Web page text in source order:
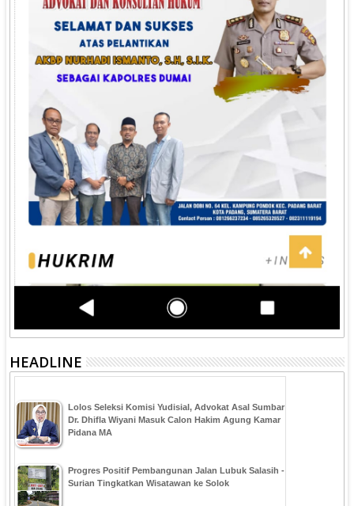
HEADLINE
‎Lolos Seleksi Komisi Yudisial, Advokat Asal Sumbar
Dr. Dhifla Wiyani Masuk Calon Hakim Agung Kamar
Pidana MA
Progres Positif Pembangunan Jalan Lubuk Salasih -
Surian Tingkatkan Wisatawan ke Solok